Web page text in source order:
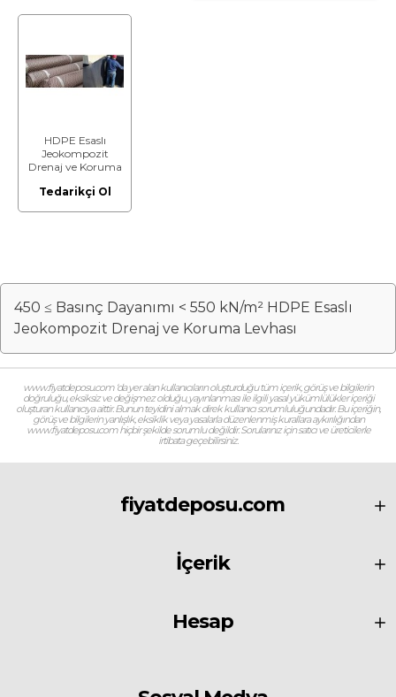
HDPE Esaslı
Jeokompozit
Drenaj ve Koruma
kN/m² ≤ Basınç
Tedarikçi Ol
450 ≤ Basınç Dayanımı < 550 kN/m² HDPE Esaslı
Jeokompozit Drenaj ve Koruma Levhası
www.fiyatdeposu.com ‘da yer alan kullanıcıların oluşturduğu tüm içerik, görüş ve bilgilerin
doğruluğu, eksiksiz ve değişmez olduğu, yayınlanması ile ilgili yasal yükümlülükler içeriği
oluşturan kullanıcıya aittir. Bunun teyidini almak direk kullanıcı sorumluluğundadır. Bu içeriğin,
görüş ve bilgilerin yanlışlık, eksiklik veya yasalarla düzenlenmiş kurallara aykırılığından
www.fiyatdeposu.com hiçbir şekilde sorumlu değildir. Sorularınız için satıcı ve üreticilerle
irtibata geçebilirsiniz.
fiyatdeposu.com
İçerik
Hesap